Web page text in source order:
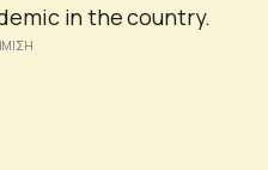
in the country.